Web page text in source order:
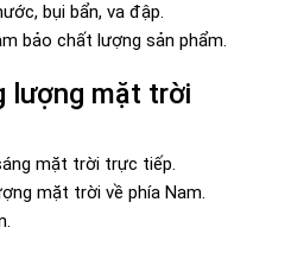
bụi bẩn, va đập.
bảo chất lượng sản phẩm.
lượng mặt trời
mặt trời trực tiếp.
mặt trời về phía Nam.